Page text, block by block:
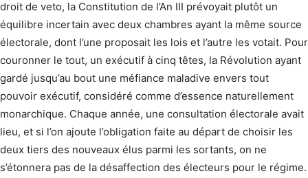
droit de veto, la Constitution de l’An III prévoyait plutôt un
équilibre incertain avec deux chambres ayant la même source
électorale, dont l’une proposait les lois et l’autre les votait. Pour
couronner le tout, un exécutif à cinq têtes, la Révolution ayant
gardé jusqu’au bout une méfiance maladive envers tout
pouvoir exécutif, considéré comme d’essence naturellement
monarchique. Chaque année, une consultation électorale avait
lieu, et si l’on ajoute l’obligation faite au départ de choisir les
deux tiers des nouveaux élus parmi les sortants, on ne
s’étonnera pas de la désaffection des électeurs pour le régime.